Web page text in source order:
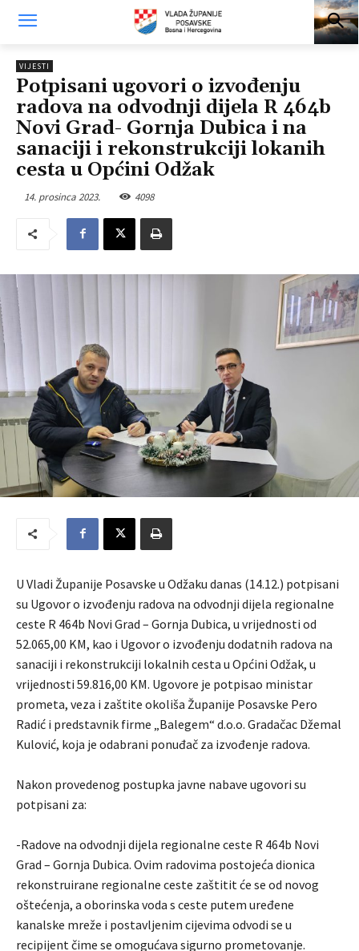
VIJESTI
Potpisani ugovori o izvođenju
radova na odvodnji dijela R 464b
Novi Grad- Gornja Dubica i na
sanaciji i rekonstrukciji lokanih
cesta u Općini Odžak
14. prosinca 2023. 4098
U Vladi Županije Posavske u Odžaku danas (14.12.) potpisani
su Ugovor o izvođenju radova na odvodnji dijela regionalne
ceste R 464b Novi Grad – Gornja Dubica, u vrijednosti od
52.065,00 KM, kao i Ugovor o izvođenju dodatnih radova na
sanaciji i rekonstrukciji lokalnih cesta u Općini Odžak, u
vrijednosti 59.816,00 KM. Ugovore je potpisao ministar
prometa, veza i zaštite okoliša Županije Posavske Pero
Radić i predstavnik firme „Balegem“ d.o.o. Gradačac Džemal
Kulović, koja je odabrani ponuđač za izvođenje radova.
Nakon provedenog postupka javne nabave ugovori su
potpisani za:
-Radove na odvodnji dijela regionalne ceste R 464b Novi
Grad – Gornja Dubica. Ovim radovima postojeća dionica
rekonstruirane regionalne ceste zaštitit će se od novog
oštećenja, a oborinska voda s ceste putem uređene
kanalske mreže i postavljenim cijevima odvodi se u
recipijent čime se omogućava sigurno prometovanje.